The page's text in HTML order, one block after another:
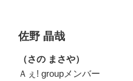
佐野 晶哉
（さの まさや）
Ａぇ! groupメンバー